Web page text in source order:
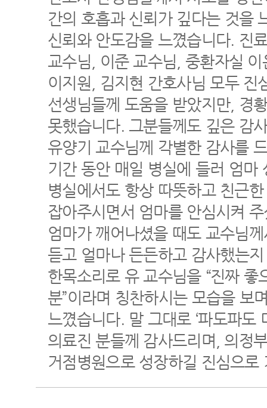
간의 호흡과 신뢰가 깊다는 것을
신뢰와 안도감을 느꼈습니다. 진
교수님, 이준 교수님, 중환자실
이지원, 김지현 간호사님 모두 진
선생님들께 도움을 받았지만, 경
못했습니다. 그분들께도 깊은 감
유양기 교수님께 각별한 감사를
기간 동안 매일 병실에 들러 엄마
병실에서도 항상 따뜻하고 친근
잡아주시면서 엄마를 안심시켜
엄마가 깨어나셨을 때도 교수님
듣고 얼마나 든든하고 감사했는
한목소리로 유 교수님을 “진짜 좋
분”이라며 칭찬하시는 모습을 보
느꼈습니다. 말 그대로 ‘파도파도
의료진 분들께 감사드리며, 의정
거점병원으로 성장하길 진심으로